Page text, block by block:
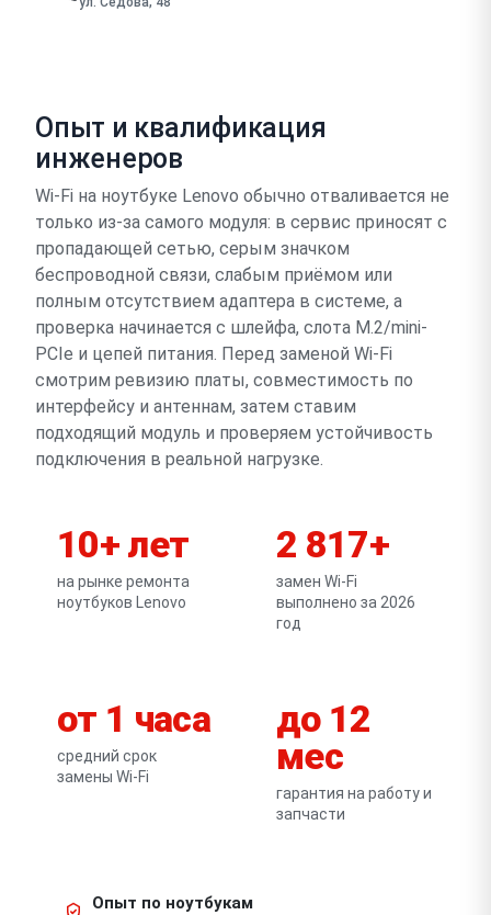
Опыт и квалификация
инженеров
Wi-Fi на ноутбуке Lenovo обычно отваливается не
только из-за самого модуля: в сервис приносят с
пропадающей сетью, серым значком
беспроводной связи, слабым приёмом или
полным отсутствием адаптера в системе, а
проверка начинается с шлейфа, слота M.2/mini-
PCIe и цепей питания. Перед заменой Wi-Fi
смотрим ревизию платы, совместимость по
интерфейсу и антеннам, затем ставим
подходящий модуль и проверяем устойчивость
подключения в реальной нагрузке.
10+ лет
на рынке ремонта
ноутбуков Lenovo
2 817+
замен Wi-Fi
выполнено за 2026
год
от 1 часа
средний срок
замены Wi-Fi
до 12
мес
гарантия на работу и
запчасти
Опыт по ноутбукам